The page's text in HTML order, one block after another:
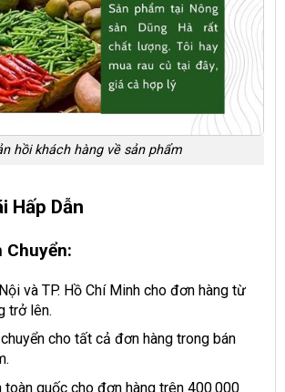
hồi khách hàng về sản phẩm
Hấp Dẫn
Chuyển:
và TP. Hồ Chí Minh cho đơn hàng từ
trở lên.
cho tất cả đơn hàng trong bán
toàn quốc cho đơn hàng trên 400.000